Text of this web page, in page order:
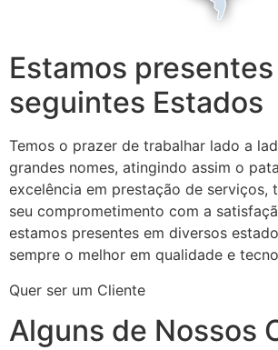
Estamos
seguintes Estados
Temos o prazer de trabalhar lado a
grandes nomes, atingindo assim o
excelência em prestação de serviços,
seu comprometimento com a
estamos presentes em diversos
sempre o melhor em qualidade e
Quer ser um Cliente
Alguns de Nossos